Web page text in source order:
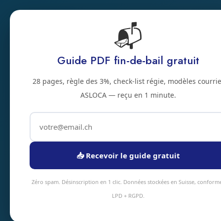
Prestations
2500 · JURA BERNOIS
Nettoyage et
sanitaires a
Service nettoyage de sanitaires à
intervention sous 48h en moyenne.
tarifs transparents.
Devis instantané +41
📬
Guide PDF fin-de-bail gratuit
28 pages, règle des 3%, check-list régie, modèles
ASLOCA — reçu en 1 minute.
📥 Recevoir le guide gratuit
Zéro spam. Désinscription en 1 clic. Données stockées en Suisse,
LPD + RGPD.